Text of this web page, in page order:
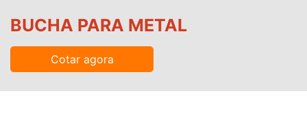
BUCHA PARA METAL
Cotar agora